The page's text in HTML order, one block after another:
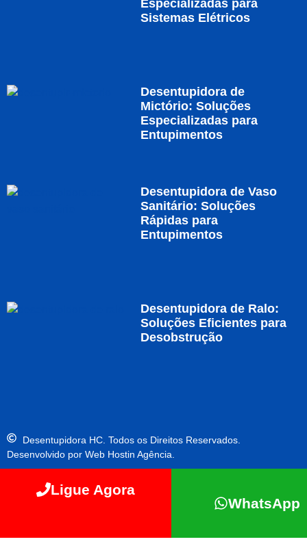
Especializadas para
Sistemas Elétricos
Desentupidora de
Mictório: Soluções
Especializadas para
Entupimentos
Desentupidora de Vaso
Sanitário: Soluções
Rápidas para
Entupimentos
Desentupidora de Ralo:
Soluções Eficientes para
Desobstrução
Desentupidora HC. Todos os Direitos Reservados.
Desenvolvido por Web Hostin Agência.
Ligue Agora
WhatsApp